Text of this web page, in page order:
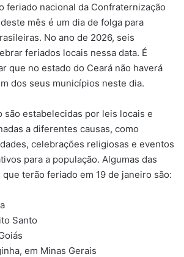
e-
mail
feriado nacional da Confraternização
mês é um dia de folga para
No ano de 2026, seis
feriados locais nessa data. É
que no estado do Ceará não haverá
dos seus municípios neste dia.
são estabelecidas por leis locais e
a diferentes causas, como
celebrações religiosas e eventos
para a população. Algumas das
terão feriado em 19 de janeiro são:
Santo
em Minas Gerais